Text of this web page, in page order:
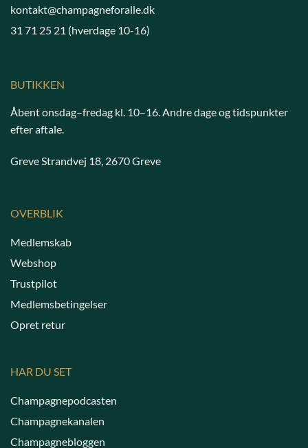
kontakt@champagneforalle.dk
31 71 25 21 (hverdage 10-16)
BUTIKKEN
Åbent onsdag–fredag kl. 10–16. Andre dage og tidspunkter
efter aftale.
Greve Strandvej 18, 2670 Greve
OVERBLIK
Medlemskab
Webshop
Trustpilot
Medlemsbetingelser
Opret retur
HAR DU SET
Champagnepodcasten
Champagnekanalen
Champagnebloggen